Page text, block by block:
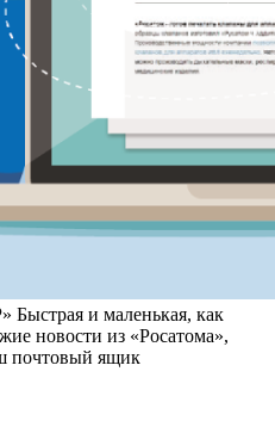
Быстрая и маленькая, как
новости из «Росатома»,
почтовый ящик